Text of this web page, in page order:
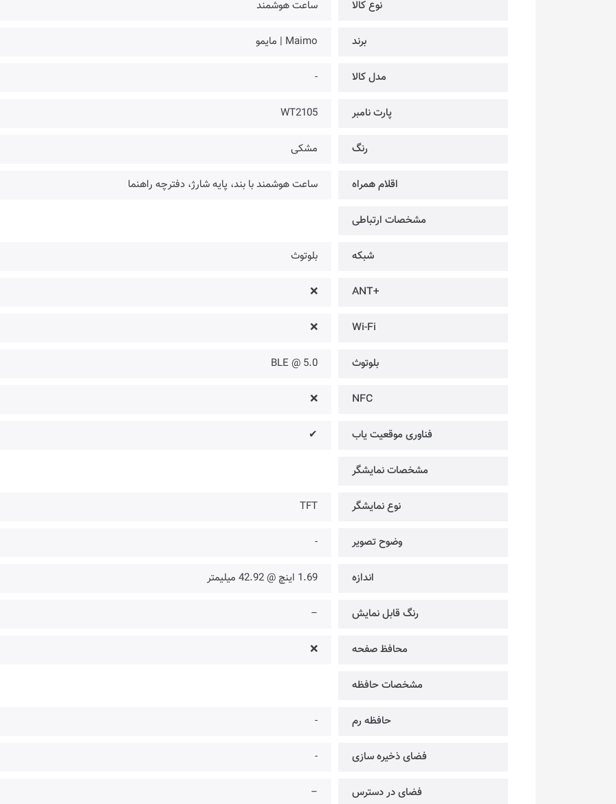
نوع کالا ساعت هوشمند
برند Maimo | مایمو
مدل کالا -
پارت نامبر WT2105
رنگ مشکی
اقلام همراه ساعت هوشمند با بند، پایه شارژ، دفترچه راهنما
مشخصات ارتباطی
شبکه بلوتوث
+ANT
❌
Wi-Fi
❌
بلوتوث 5.0 @ BLE
NFC
❌
فناوری موقعیت یاب ✔
مشخصات نمایشگر
نوع نمایشگر TFT
وضوح تصویر -
اندازه 1.69 اینچ @ 42.92 میلیمتر
رنگ قابل نمایش –
محافظ صفحه ❌
مشخصات حافظه
حافظه رم -
فضای ذخیره سازی -
فضای در دسترس –